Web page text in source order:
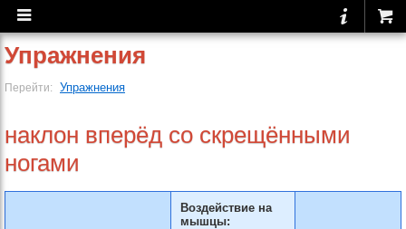
Упражнения
Перейти: Упражнения
наклон вперёд со скрещёнными
ногами
Воздействие на
мышцы: